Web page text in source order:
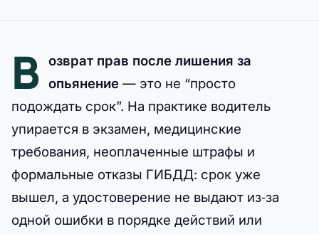
В озврат прав после лишения за
опьянение — это не “просто
подождать срок”. На практике водитель
упирается в экзамен, медицинские
требования, неоплаченные штрафы и
формальные отказы ГИБДД: срок уже
вышел, а удостоверение не выдают из‑за
одной ошибки в порядке действий или